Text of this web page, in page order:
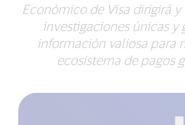
Económico de Visa dirigirá
investigaciones únicas y
información valiosa para
ecosistema de pagos